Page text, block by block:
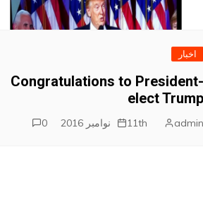
اخبار
Congratulations to President-
elect Trump
admin 11th نوامبر 2016 0